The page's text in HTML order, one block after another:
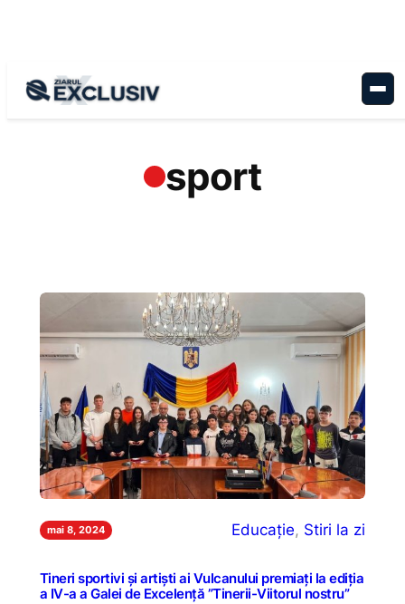
sport
mai 8, 2024 Educație, Stiri la zi
Tineri sportivi și artiști ai Vulcanului premiați la ediția
a IV-a a Galei de Excelență ”Tinerii-Viitorul nostru”